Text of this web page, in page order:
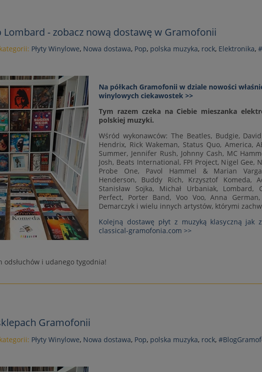
Lombard - zobacz nową dostawę w Gramofonii
Płyty Winylowe, Nowa dostawa, Pop, polska muzyka, rock, Elektronika,
Na półkach Gramofonii w dziale nowości
winylowych ciekawostek >>
Tym razem czeka na Ciebie mieszanka
polskiej muzyki.
Wśród wykonawców: The Beatles, Budgie,
Hendrix, Rick Wakeman, Status Quo, America,
Summer, Jennifer Rush, Johnny Cash, MC
Josh, Beats International, FPI Project, Nigel Gee,
Probe One, Pavol Hammel & Marian
Henderson, Buddy Rich, Krzysztof Komeda,
Stanisław Sojka, Michał Urbaniak, Lombard,
Perfect, Porter Band, Voo Voo, Anna
Demarczyk i wielu innych artystów, którymi
Kolejną dostawę płyt z muzyką klasyczną jak
classical-gramofonia.com >>
odsłuchów i udanego tygodnia!
Gramofonii
Płyty Winylowe, Nowa dostawa, Pop, polska muzyka, rock,